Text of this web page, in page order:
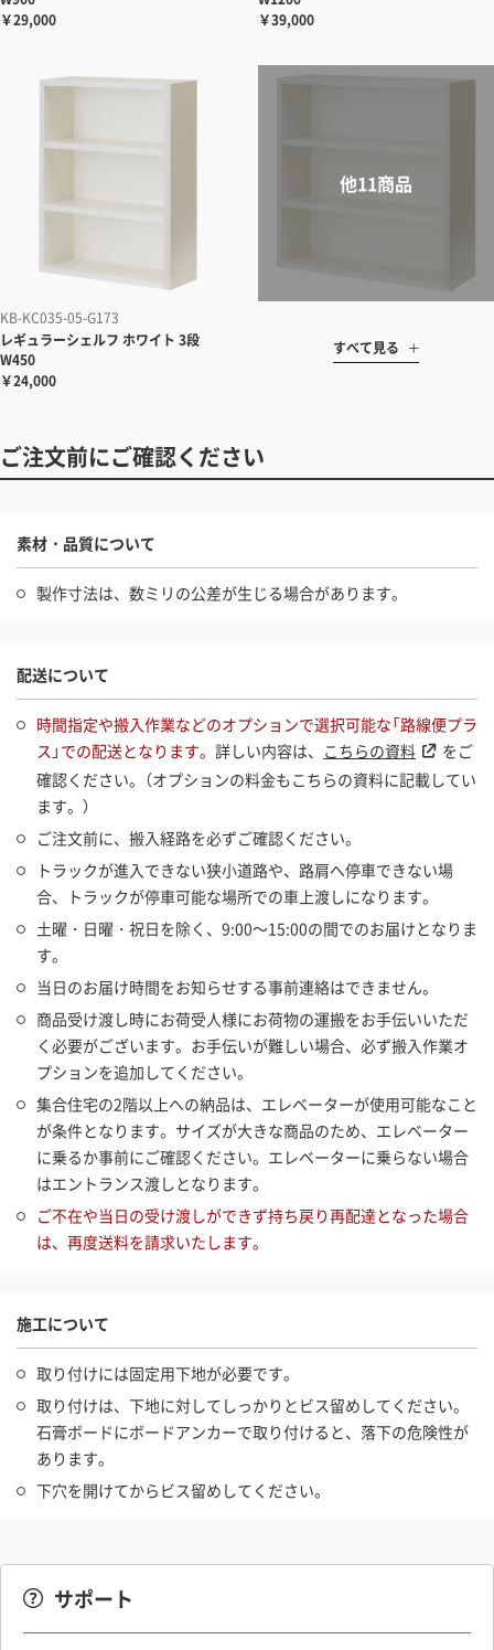
￥29,000
￥39,000
KB-KC035-05-G173
レギュラーシェルフ ホワイト 3段
W450
￥24,000
すべて見る
ご注文前にご確認ください
素材・品質について
製作寸法は、数ミリの公差が生じる場合があります。
配送について
時間指定や搬入作業などのオプションで選択可能な「路線便プラ
ス」での配送となります。 詳しい内容は、 こちらの資料
をご
確認ください。（オプションの料金もこちらの資料に記載してい
ます。）
ご注文前に、搬入経路を必ずご確認ください。
トラックが進入できない狭小道路や、路肩へ停車できない場
合、トラックが停車可能な場所での車上渡しになります。
土曜・日曜・祝日を除く、9:00～15:00の間でのお届けとなりま
す。
当日のお届け時間をお知らせする事前連絡はできません。
商品受け渡し時にお荷受人様にお荷物の運搬をお手伝いいただ
く必要がございます。お手伝いが難しい場合、必ず搬入作業オ
プションを追加してください。
集合住宅の2階以上への納品は、エレベーターが使用可能なこと
が条件となります。サイズが大きな商品のため、エレベーター
に乗るか事前にご確認ください。エレベーターに乗らない場合
はエントランス渡しとなります。
ご不在や当日の受け渡しができず持ち戻り再配達となった場合
は、再度送料を請求いたします。
施工について
取り付けには固定用下地が必要です。
取り付けは、下地に対してしっかりとビス留めしてください。
石膏ボードにボードアンカーで取り付けると、落下の危険性が
あります。
下穴を開けてからビス留めしてください。
サポート